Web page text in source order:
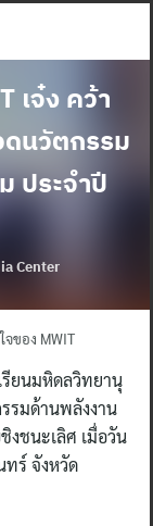
เจ๋ง คว้า
ดนวัตกรรม
ประจำปี
Center
จของ MWIT
รียนมหิดลวิทยานุ
รมด้านพลังงาน
งชนะเลิศ เมื่อวัน
ร์ จังหวัด